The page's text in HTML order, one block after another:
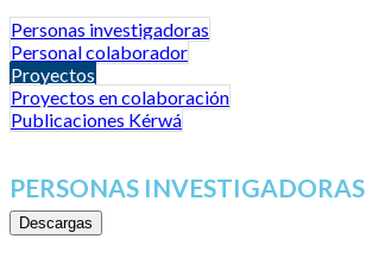
Personas investigadoras
Personal colaborador
Proyectos
Proyectos en colaboración
Publicaciones Kérwá
PERSONAS INVESTIGADORAS
Descargas